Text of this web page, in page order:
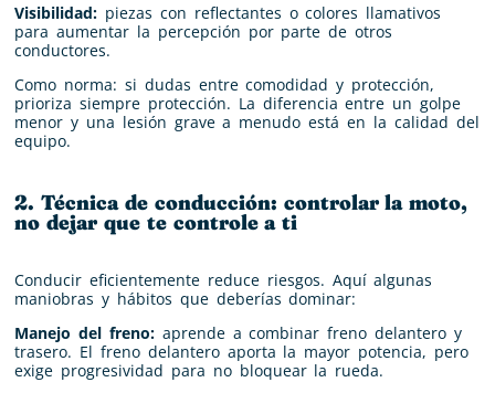
Visibilidad: piezas con reflectantes o colores llamativos
para aumentar la percepción por parte de otros
conductores.
Como norma: si dudas entre comodidad y protección,
prioriza siempre protección. La diferencia entre un golpe
menor y una lesión grave a menudo está en la calidad del
equipo.
2. Técnica de conducción: controlar la moto,
no dejar que te controle a ti
Conducir eficientemente reduce riesgos. Aquí algunas
maniobras y hábitos que deberías dominar:
Manejo del freno:aprende a combinar freno delantero y
trasero. El freno delantero aporta la mayor potencia, pero
exige progresividad para no bloquear la rueda.